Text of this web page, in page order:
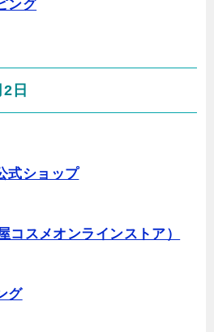
ング
日
式ショップ
コスメオンラインストア）
グ